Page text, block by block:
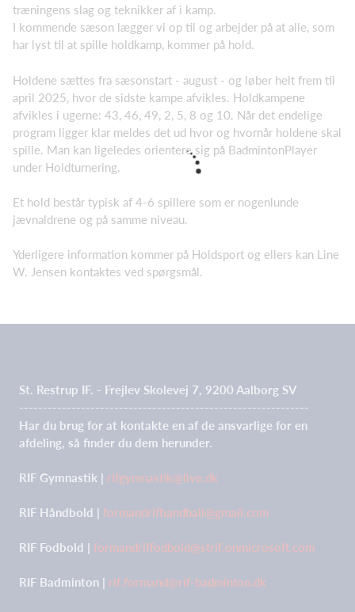
træningens slag og teknikker af i kamp.
I kommende sæson lægger vi op til og arbejder på at alle, som
har lyst til at spille holdkamp, kommer på hold.
Holdene sættes fra sæsonstart - august - og løber helt frem til
april 2025, hvor de sidste kampe afvikles. Holdkampene
afvikles i ugerne: 43, 46, 49, 2, 5, 8 og 10. Når det endelige
program ligger klar meldes det ud hvor og hvornår holdene skal
spille. Man kan ligeledes orientere sig på BadmintonPlayer
under Holdturnering.
Et hold består typisk af 4-6 spillere som er nogenlunde
jævnaldrene og på samme niveau.
Yderligere information kommer på Holdsport og ellers kan Line
W. Jensen kontaktes ved spørgsmål.
St. Restrup IF. - Frejlev Skolevej 7, 9200 Aalborg SV
-------------------------------------------------------------
Har du brug for at kontakte en af de ansvarlige for en
afdeling, så finder du dem herunder.
RIF Gymnastik | rifgymnastik@live.dk
RIF Håndbold | formandrifhandball@gmail.com
RIF Fodbold | formandriffodbold@strif.onmicrosoft.com
RIF Badminton | rif.formand@rif-badminton.dk